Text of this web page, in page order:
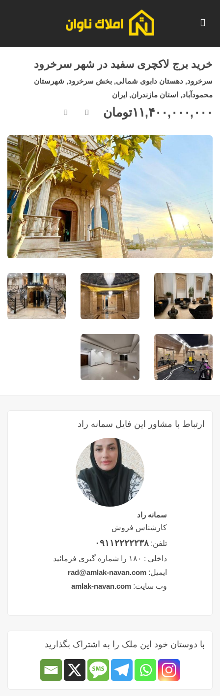
خرید برج لاکچری سفید در شهر سرخرود
سرخرود, دهستان دابوی شمالی, بخش سرخرود, شهرستان
محمودآباد, استان مازندران, ایران
۱۱,۴۰۰,۰۰۰,۰۰۰تومان
ارتباط با مشاور این فایل سمانه راد
سمانه راد
کارشناس فروش
تلفن: ۰۹۱۱۲۲۲۲۲۳۸
داخلی : ۱۸۰ را شماره گیری فرمائید
ایمیل: rad@amlak-navan.com
وب سایت: amlak-navan.com
با دوستان خود این ملک را به اشتراک بگذارید